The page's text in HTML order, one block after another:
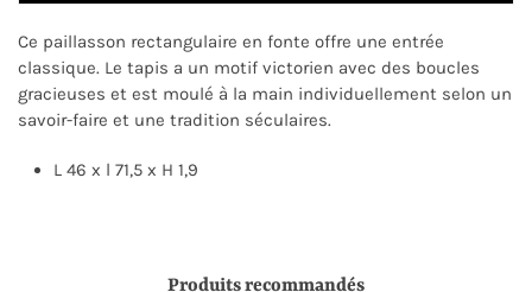
Ce paillasson rectangulaire en fonte offre une entrée
classique. Le tapis a un motif victorien avec des boucles
gracieuses et est moulé à la main individuellement selon un
savoir-faire et une tradition séculaires.
L 46 x l 71,5 x H 1,9
Produits recommandés